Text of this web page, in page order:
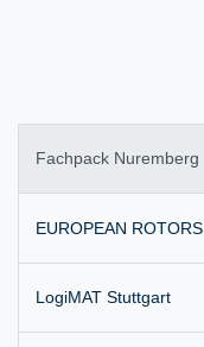
Fachpack Nuremberg
EUROPEAN ROTORS
LogiMAT Stuttgart